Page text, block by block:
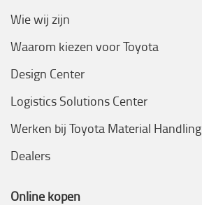
Wie wij zijn
Waarom kiezen voor Toyota
Design Center
Logistics Solutions Center
Werken bij Toyota Material Handling
Dealers
Online kopen